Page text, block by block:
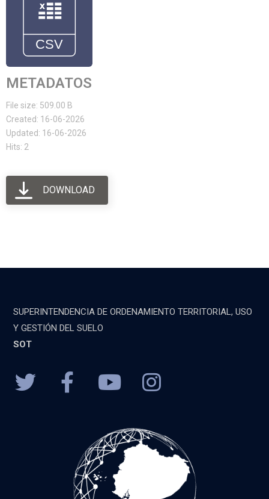
METADATOS
File size: 509.00 B
Created: 16-06-2026
Updated: 16-06-2026
Hits: 2
DOWNLOAD
SUPERINTENDENCIA DE ORDENAMIENTO TERRITORIAL, USO
Y GESTIÓN DEL SUELO
SOT